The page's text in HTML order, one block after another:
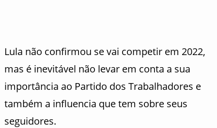
Lula não confirmou se vai competir em 2022,
mas é inevitável não levar em conta a sua
importância ao Partido dos Trabalhadores e
também a influencia que tem sobre seus
seguidores.